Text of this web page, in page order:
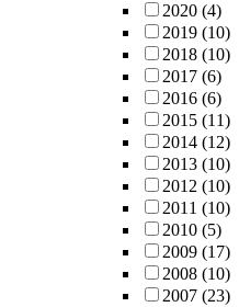
2020 (4)
2019 (10)
2018 (10)
2017 (6)
2016 (6)
2015 (11)
2014 (12)
2013 (10)
2012 (10)
2011 (10)
2010 (5)
2009 (17)
2008 (10)
2007 (23)